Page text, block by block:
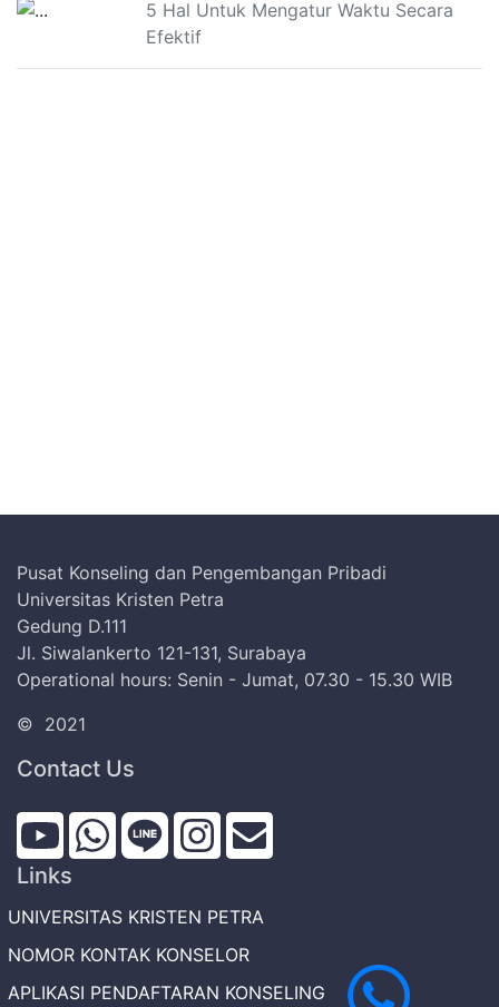
5 Hal Untuk Mengatur Waktu Secara
Efektif
Pusat Konseling dan Pengembangan Pribadi
Universitas Kristen Petra
Gedung D.111
Jl. Siwalankerto 121-131, Surabaya
Operational hours: Senin - Jumat, 07.30 - 15.30 WIB
© 2021
Contact Us
Links
UNIVERSITAS KRISTEN PETRA
NOMOR KONTAK KONSELOR
APLIKASI PENDAFTARAN KONSELING